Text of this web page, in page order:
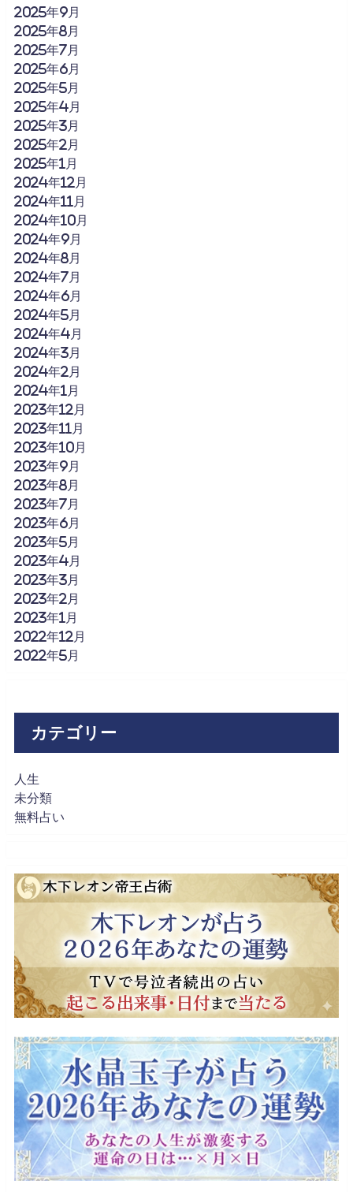
2025年9月
2025年8月
2025年7月
2025年6月
2025年5月
2025年4月
2025年3月
2025年2月
2025年1月
2024年12月
2024年11月
2024年10月
2024年9月
2024年8月
2024年7月
2024年6月
2024年5月
2024年4月
2024年3月
2024年2月
2024年1月
2023年12月
2023年11月
2023年10月
2023年9月
2023年8月
2023年7月
2023年6月
2023年5月
2023年4月
2023年3月
2023年2月
2023年1月
2022年12月
2022年5月
カテゴリー
人生
未分類
無料占い